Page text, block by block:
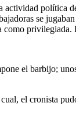
política
se
como privilegiada.
el barbijo;
el cronista